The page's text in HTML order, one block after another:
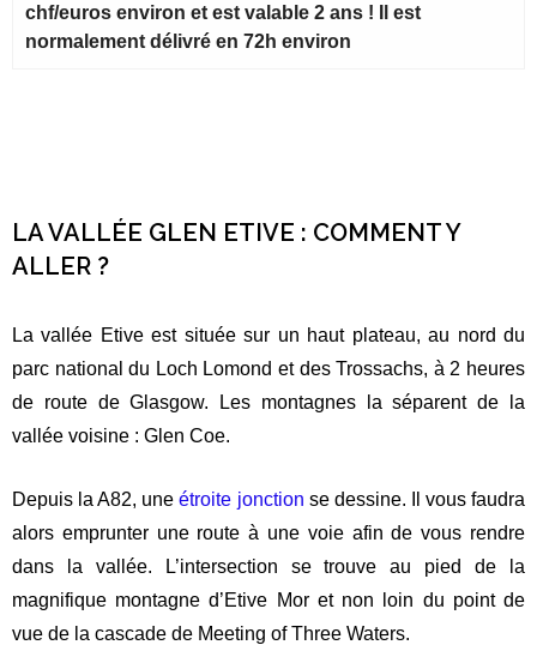
chf/euros environ et est valable 2 ans ! Il est
normalement délivré en 72h environ
LA VALLÉE GLEN ETIVE : COMMENT Y
ALLER ?
La vallée Etive est située sur un haut plateau, au nord du
parc national du Loch Lomond et des Trossachs, à 2 heures
de route de Glasgow. Les montagnes la séparent de la
vallée voisine : Glen Coe.
Depuis la A82, uneétroite jonction se dessine. Il vous faudra
alors emprunter une route à une voie afin de vous rendre
dans la vallée. L’intersection se trouve au pied de la
magnifique montagne d’Etive Mor et non loin du point de
vue de la cascade de Meeting of Three Waters.